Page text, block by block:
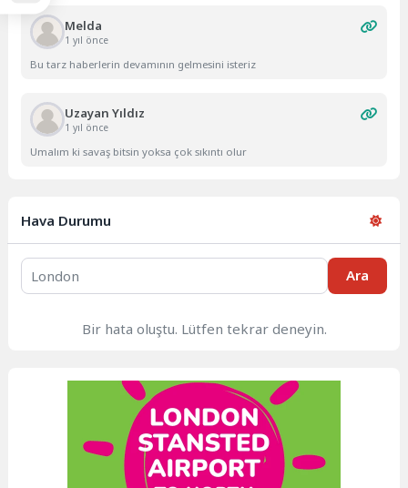
Melda
1 yıl önce
Bu tarz haberlerin devamının gelmesini isteriz
Uzayan Yıldız
1 yıl önce
Umalım ki savaş bitsin yoksa çok sıkıntı olur
Hava Durumu
Ara
Bir hata oluştu. Lütfen tekrar deneyin.